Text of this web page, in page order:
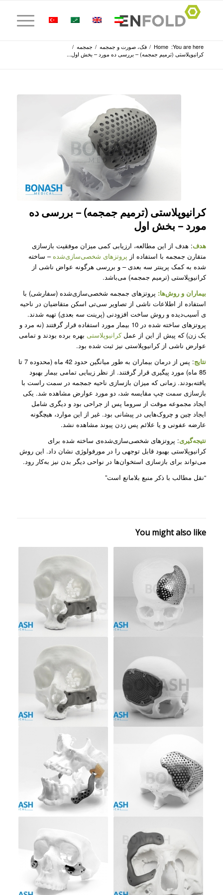
You are here:
Home
/ فک، صورت و جمجمه / جمجمه /
کرانیوپلاستی (ترمیم جمجمه) – بررسی ده مورد – بخش اول...
کرانیوپلاستی (ترمیم جمجمه) – بررسی ده
مورد – بخش اول
هدف: هدف از این مطالعه، ارزیابی کمی میزان موفقیت بازسازی
متقارن جمجمه با استفاده از پروتزهای شخصی‌سازی‌شده – ساخته
شده به کمک پرینتر سه بعدی – و بررسی هرگونه عواض ناشی از
کرانیوپلاستی (ترمیم جمجمه) می‌باشد.
بیماران و روش‌­ها: پروتزهای جمجمه شخصی‌سازی‌شده (سفارشی) با
استفاده از اطلاعات ناشی از تصاویر سی‌تی اسکن متقاضیان در ناحیه­‌
ی آسیب­‌دیده و روش ساخت افزودنی (پرینت سه بعدی) تهیه شدند.
پروتزهای ساخته شده در 10 بیمار مورد استفاده قرار گرفتند (نه مرد و
یک زن) که پیش از این از عملکرانیوپلاستیبهره برده­ بودند و تمامی
عوارض ناشی از کرانیوپلاستی نیز ثبت شده­ بود.
نتایج
: پس از درمان بیماران به طور میانگین حدود 42 ماه (محدوده 7 تا
85 ماه) مورد پیگیری قرار گرفتند. از نظر زیبایی تمامی بیمار بهبود
یافته­‌بودند. زمانی که میزان بازسازی ناحیه جمجمه در سمت راست با
بازسازی سمت چپ مقایسه شد، دو مورد عوارض مشاهده شد. یکی
ایجاد مجموعه موقت از سروما پس از جراحی بود و دیگری شامل
ایجاد چین و چروک­‌هایی در پیشانی بود. غیر از این موارد، هیچگونه
عارضه عفونی و یا علائم پس زدن پیوند مشاهده نشد.
نتیجه­‌گیری: پروتزهای شخصی‌سازی‌شده‌ی ساخته شده برای
کرانیوپلاستی بهبود قابل توجهی را در مورفولوژی نشان داد. این روش
می­‌تواند برای بازسازی استخوان­‌ها در نواحی دیگر بدن نیز به‌­کار رود.
“نقل مطالب با ذکر منبع بلامانع است”
You might also like